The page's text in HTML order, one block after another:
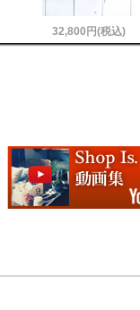
32,800円(税込)